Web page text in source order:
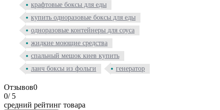
крафтовые боксы для еды
купить одноразовые боксы для еды
одноразовые контейнеры для соуса
жидкие моющие средства
спальный мешок киев купить
ланч боксы из фольги
генератор
Отзывов0
0/ 5
средний рейтинг товара